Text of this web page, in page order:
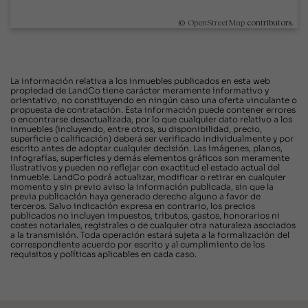
© OpenStreetMap contributors.
La información relativa a los inmuebles publicados en esta web
propiedad de LandCo tiene carácter meramente informativo y
orientativo, no constituyendo en ningún caso una oferta vinculante o
propuesta de contratación. Esta información puede contener errores
o encontrarse desactualizada, por lo que cualquier dato relativo a los
inmuebles (incluyendo, entre otros, su disponibilidad, precio,
superficie o calificación) deberá ser verificado individualmente y por
escrito antes de adoptar cualquier decisión. Las imágenes, planos,
infografías, superficies y demás elementos gráficos son meramente
ilustrativos y pueden no reflejar con exactitud el estado actual del
inmueble. LandCo podrá actualizar, modificar o retirar en cualquier
momento y sin previo aviso la información publicada, sin que la
previa publicación haya generado derecho alguno a favor de
terceros. Salvo indicación expresa en contrario, los precios
publicados no incluyen impuestos, tributos, gastos, honorarios ni
costes notariales, registrales o de cualquier otra naturaleza asociados
a la transmisión. Toda operación estará sujeta a la formalización del
correspondiente acuerdo por escrito y al cumplimiento de los
requisitos y políticas aplicables en cada caso.